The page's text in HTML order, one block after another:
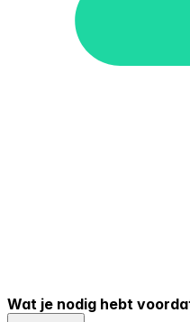
Wat je nodig hebt